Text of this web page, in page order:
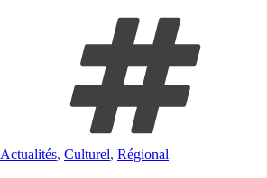
Actualités, Culturel, Régional